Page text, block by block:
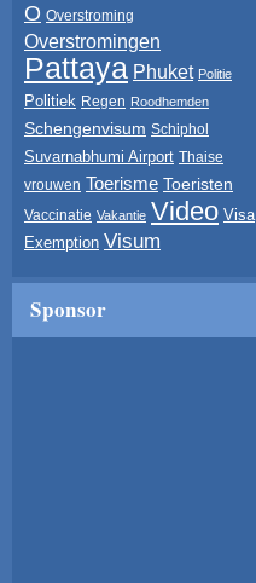
O Overstroming
Overstromingen
Pattaya Phuket Politie
Politiek Regen Roodhemden
Schengenvisum Schiphol
Suvarnabhumi Airport Thaise
vrouwen Toerisme Toeristen
Vaccinatie Vakantie Video Visa
Exemption Visum
Sponsor